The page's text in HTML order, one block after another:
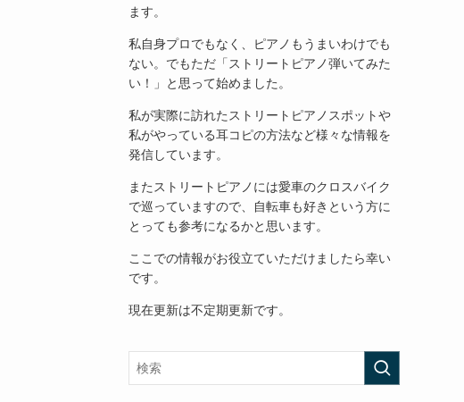
ます。
私自身プロでもなく、ピアノもうまいわけでも
ない。でもただ「ストリートピアノ弾いてみた
い！」と思って始めました。
私が実際に訪れたストリートピアノスポットや
私がやっている耳コピの方法など様々な情報を
発信しています。
またストリートピアノには愛車のクロスバイク
で巡っていますので、自転車も好きという方に
とっても参考になるかと思います。
ここでの情報がお役立ていただけましたら幸い
です。
現在更新は不定期更新です。